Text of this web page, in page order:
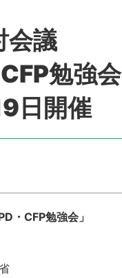
会議
勉強会
日開催
・CFP勉強会」